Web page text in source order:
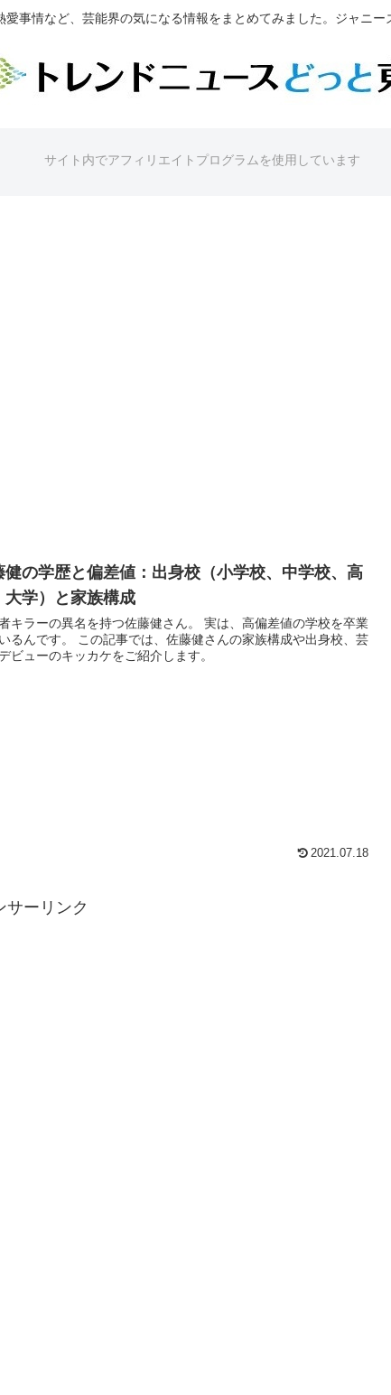
事情など、芸能界の気になる情報をまとめてみました。ジャニー
サイト内でアフィリエイトプログラムを使用しています
健の学歴と偏差値：出身校（小学校、中学校、高
大学）と家族構成
キラーの異名を持つ佐藤健さん。 実は、高偏差値の学校を卒業
るんです。 この記事では、佐藤健さんの家族構成や出身校、芸
ビューのキッカケをご紹介します。
2021.07.18
サーリンク